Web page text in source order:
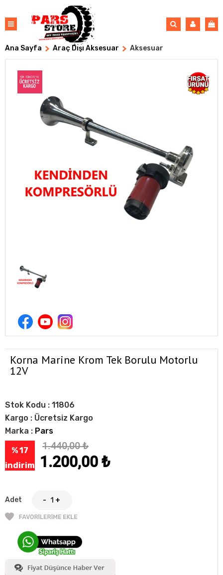
Ana Sayfa Araç Dışı Aksesuar Aksesuar
Korna Marine Krom Tek Borulu Motorlu
12V
Stok Kodu : 11806
Kargo : Ücretsiz Kargo
Marka : Pars
% 17
indirim
1.440,00₺
1.200,00 ₺
Adet +
-